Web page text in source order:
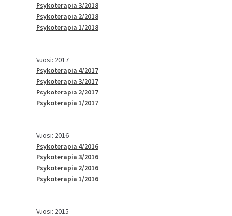
Psykoterapia 3/2018
Psykoterapia 2/2018
Psykoterapia 1/2018
Vuosi: 2017
Psykoterapia 4/2017
Psykoterapia 3/2017
Psykoterapia 2/2017
Psykoterapia 1/2017
Vuosi: 2016
Psykoterapia 4/2016
Psykoterapia 3/2016
Psykoterapia 2/2016
Psykoterapia 1/2016
Vuosi: 2015